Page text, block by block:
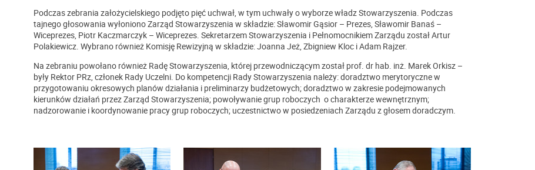
Podczas zebrania założycielskiego podjęto pięć uchwał, w tym uchwały o wyborze władz Stowarzyszenia. Podczas
tajnego głosowania wyłoniono Zarząd Stowarzyszenia w składzie: Sławomir Gąsior – Prezes, Sławomir Banaś –
Wiceprezes, Piotr Kaczmarczyk – Wiceprezes. Sekretarzem Stowarzyszenia i Pełnomocnikiem Zarządu został Artur
Polakiewicz. Wybrano również Komisję Rewizyjną w składzie: Joanna Jeż, Zbigniew Kloc i Adam Rajzer.
Na zebraniu powołano również Radę Stowarzyszenia, której przewodniczącym został prof. dr hab. inż. Marek Orkisz –
były Rektor PRz, członek Rady Uczelni. Do kompetencji Rady Stowarzyszenia należy: doradztwo merytoryczne w
przygotowaniu okresowych planów działania i preliminarzy budżetowych; doradztwo w zakresie podejmowanych
kierunków działań przez Zarząd Stowarzyszenia; powoływanie grup roboczych o charakterze wewnętrznym;
nadzorowanie i koordynowanie pracy grup roboczych; uczestnictwo w posiedzeniach Zarządu z głosem doradczym.